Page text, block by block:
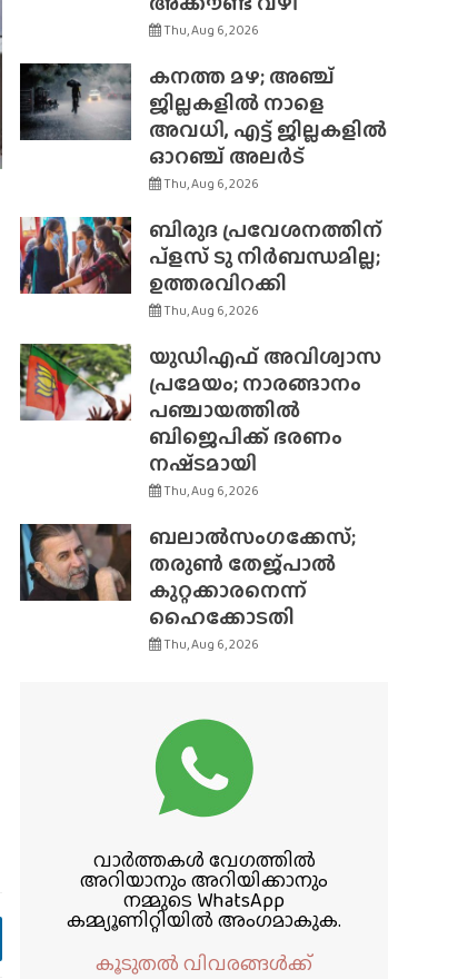
Thu, Aug 6, 2026
കനത്ത മഴ; അഞ്ച്
ജില്ലകളിൽ നാളെ
അവധി, എട്ട് ജില്ലകളിൽ
ഓറഞ്ച് അലർട്
Thu, Aug 6, 2026
ബിരുദ പ്രവേശനത്തിന്
പ്ളസ് ടു നിർബന്ധമില്ല;
ഉത്തരവിറക്കി
Thu, Aug 6, 2026
യുഡിഎഫ് അവിശ്വാസ
പ്രമേയം; നാരങ്ങാനം
പഞ്ചായത്തിൽ
ബിജെപിക്ക് ഭരണം
നഷ്‌ടമായി
Thu, Aug 6, 2026
ബലാൽസംഗക്കേസ്;
തരുൺ തേജ്‌പാൽ
കുറ്റക്കാരനെന്ന്
ഹൈക്കോടതി
Thu, Aug 6, 2026
വാർത്തകൾ വേഗത്തിൽ
അറിയാനും അറിയിക്കാനും
നമ്മുടെ WhatsApp
കമ്മ്യൂണിറ്റിയിൽ അംഗമാകുക.
കൂടുതൽ വിവരങ്ങൾക്ക്